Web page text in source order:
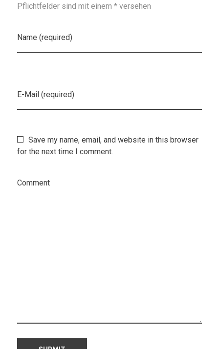
Pflichtfelder sind mit einem * versehen
Name (required)
E-Mail (required)
Save my name, email, and website in this browser
for the next time I comment.
Comment